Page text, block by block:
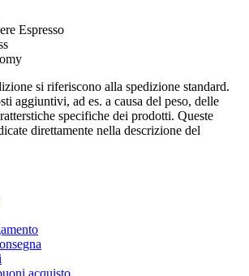
si riferiscono alla spedizione standard.
aggiuntivi, ad es. a causa del peso, delle
specifiche dei prodotti. Queste
direttamente nella descrizione del
acquisto